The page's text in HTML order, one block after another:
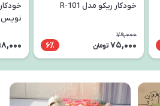
خودکار ریکو مدل R-101
79,000
75,000 تومان 6٪
نویس